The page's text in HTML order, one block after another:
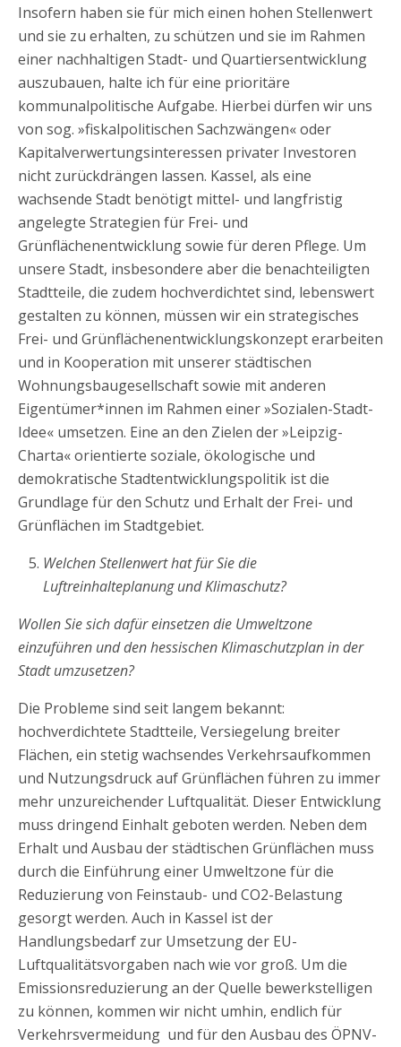
Insofern haben sie für mich einen hohen Stellenwert
und sie zu erhalten, zu schützen und sie im Rahmen
einer nachhaltigen Stadt- und Quartiersentwicklung
auszubauen, halte ich für eine prioritäre
kommunalpolitische Aufgabe. Hierbei dürfen wir uns
von sog. »fiskalpolitischen Sachzwängen« oder
Kapitalverwertungsinteressen privater Investoren
nicht zurückdrängen lassen. Kassel, als eine
wachsende Stadt benötigt mittel- und langfristig
angelegte Strategien für Frei- und
Grünflächenentwicklung sowie für deren Pflege. Um
unsere Stadt, insbesondere aber die benachteiligten
Stadtteile, die zudem hochverdichtet sind, lebenswert
gestalten zu können, müssen wir ein strategisches
Frei- und Grünflächenentwicklungskonzept erarbeiten
und in Kooperation mit unserer städtischen
Wohnungsbaugesellschaft sowie mit anderen
Eigentümer*innen im Rahmen einer »Sozialen-Stadt-
Idee« umsetzen. Eine an den Zielen der »Leipzig-
Charta« orientierte soziale, ökologische und
demokratische Stadtentwicklungspolitik ist die
Grundlage für den Schutz und Erhalt der Frei- und
Grünflächen im Stadtgebiet.
Welchen Stellenwert hat für Sie die
Luftreinhalteplanung und Klimaschutz?
Wollen Sie sich dafür einsetzen die Umweltzone
einzuführen und den hessischen Klimaschutzplan in der
Stadt umzusetzen?
Die Probleme sind seit langem bekannt:
hochverdichtete Stadtteile, Versiegelung breiter
Flächen, ein stetig wachsendes Verkehrsaufkommen
und Nutzungsdruck auf Grünflächen führen zu immer
mehr unzureichender Luftqualität. Dieser Entwicklung
muss dringend Einhalt geboten werden. Neben dem
Erhalt und Ausbau der städtischen Grünflächen muss
durch die Einführung einer Umweltzone für die
Reduzierung von Feinstaub- und CO2-Belastung
gesorgt werden. Auch in Kassel ist der
Handlungsbedarf zur Umsetzung der EU-
Luftqualitätsvorgaben nach wie vor groß. Um die
Emissionsreduzierung an der Quelle bewerkstelligen
zu können, kommen wir nicht umhin, endlich für
Verkehrsvermeidung und für den Ausbau des ÖPNV-